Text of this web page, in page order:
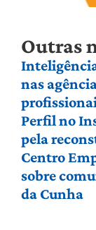
Outras
nas
Perfil no
pela
Centro
sobre
da Cunha